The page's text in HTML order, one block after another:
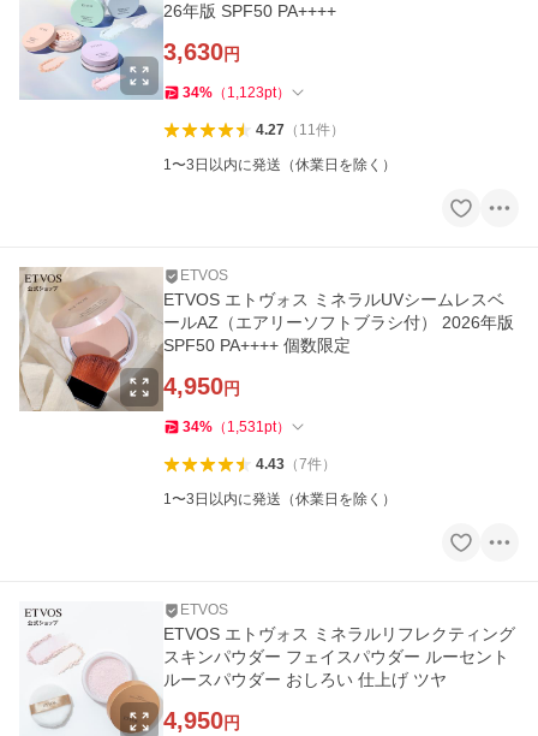
26年版 SPF50 PA++++
3,630円
34% （ 1,123pt）
4.27（ 11件）
1〜3日以内に発送（休業日を除く）
ETVOS
ETVOS エトヴォス ミネラルUVシームレスベ
ールAZ（エアリーソフトブラシ付） 2026年版
SPF50 PA++++ 個数限定
4,950円
34% （ 1,531pt）
4.43（7件）
1〜3日以内に発送（休業日を除く）
ETVOS
ETVOS エトヴォス ミネラルリフレクティング
スキンパウダー フェイスパウダー ルーセント
ルースパウダー おしろい 仕上げ ツヤ
4,950円